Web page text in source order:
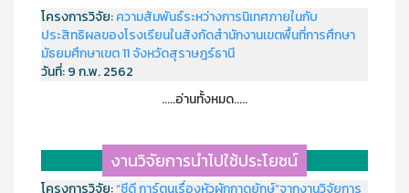
โครงการวิจัย:ความสัมพันธ์ระหว่างการนิเทศภายในกับ
ประสิทธิผลของโรงเรียนในสังกัดสำนักงานเขตพื้นที่การศึกษา
มัธยมศึกษาเขต 11 จังหวัดสุราษฎร์ธานี
วันที่:9 ก.พ. 2562
.....อ่านทั้งหมด.....
งานวิจัยการนำไปใช้ประโยชน์
โครงการวิจัย:“ซีดี การ์ตูนเรื่องหัวผักกาดยักษ์”จากงานวิจัยการ